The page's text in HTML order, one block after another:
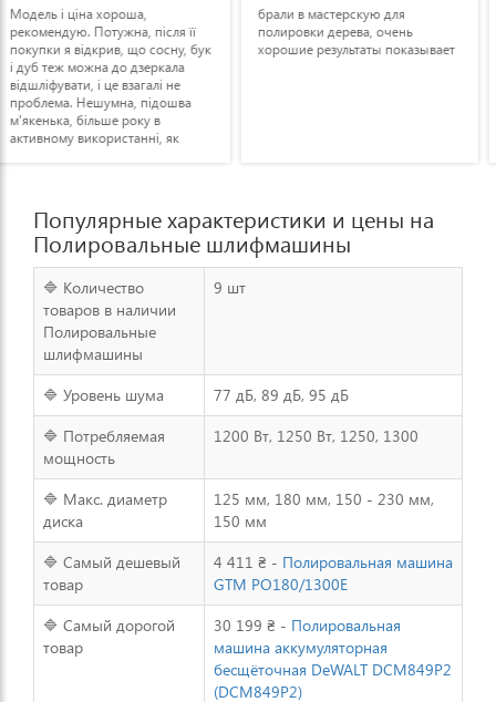
брали в мастерскую для
полировки дерева, очень
хорошие результаты показывает
В цілому, якісна шліфувальна
машинка. Обробляє камінь, а
стіни взагалі легко і швидко.
Популярные характеристики и цены на
Полировальные шлифмашины
🔷 Количество
товаров в наличии
Полировальные
шлифмашины
9 шт
🔷 Уровень шума
77 дБ, 89 дБ, 95 дБ
🔷 Потребляемая
мощность
1200 Вт, 1250 Вт, 1250, 1300
🔷 Макс. диаметр
диска
125 мм, 180 мм, 150 - 230 мм,
150 мм
🔷 Самый дешевый
товар
4 411 ₴ - Полировальная машина
GTM PO180/1300E
🔷 Самый дорогой
товар
30 199 ₴ - Полировальная
машина аккумуляторная
бесщёточная DeWALT DCM849P2
(DCM849P2)